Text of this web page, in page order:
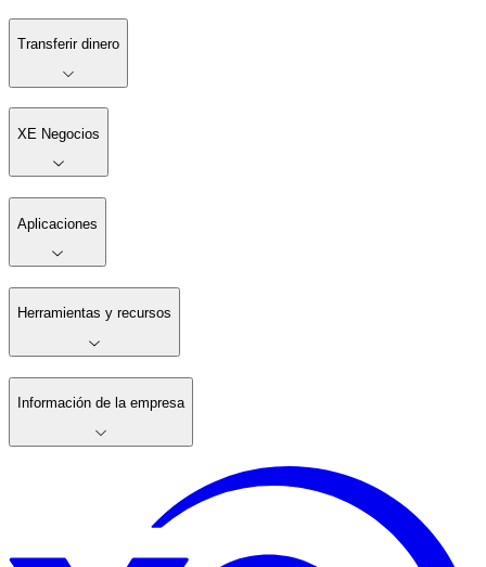
Transferir dinero
XE Negocios
Aplicaciones
Herramientas y recursos
Información de la empresa